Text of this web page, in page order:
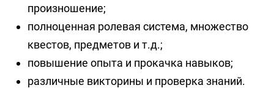
произношение;
полноценная ролевая система, множество
квестов, предметов и т.д.;
повышение опыта и прокачка навыков;
различные викторины и проверка знаний.